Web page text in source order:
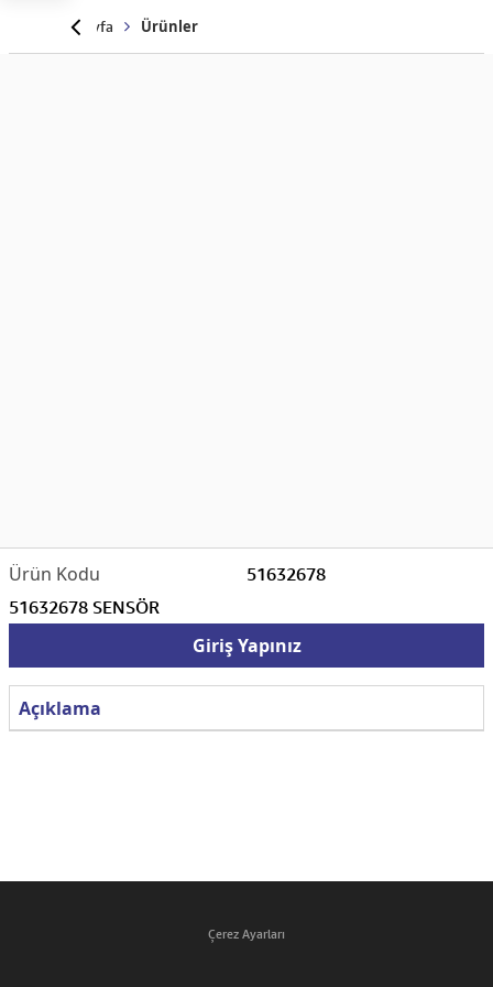
Anasayfa Ürünler
51632678
51632678 SENSÖR
Giriş Yapınız
Açıklama
Çerez Ayarları